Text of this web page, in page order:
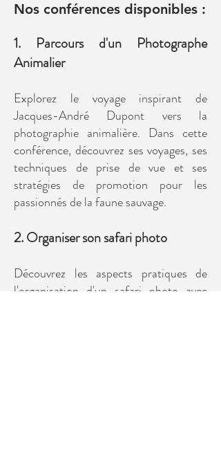
Nos conférences disponibles :
1. Parcours d'un Photographe
Animalier
Explorez le voyage inspirant de
Jacques-André Dupont vers la
photographie animalière. Dans cette
conférence, découvrez ses voyages, ses
techniques de prise de vue et ses
stratégies de promotion pour les
passionnés de la faune sauvage.
2. Organiser son safari photo
Découvrez les aspects pratiques de
l'organisation d'un safari photo avec